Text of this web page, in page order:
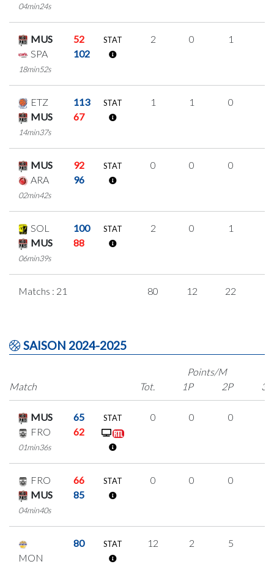
04min24s
MUS
52
SPA
102
18min52s
STAT 2 0 1
ETZ
113
MUS
67
14min37s
STAT 1 1 0
MUS
92
ARA
96
02min42s
STAT 0 0 0
SOL
100
MUS
88
06min39s
STAT 2 0 1
Matchs : 21 80 12 22
SAISON 2024-2025
Match
Points/M
Tot.
1P 2P 3P
MUS
65
FRO
62
01min36s
STAT 0 0 0
FRO
66
MUS
85
04min40s
STAT 0 0 0
MON
80 STAT 12 2 5